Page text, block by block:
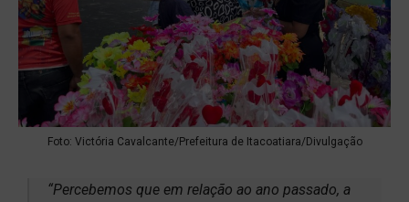
Foto: Victória Cavalcante/Prefeitura de Itacoatiara/Divulgação
“Percebemos que em relação ao ano passado, a